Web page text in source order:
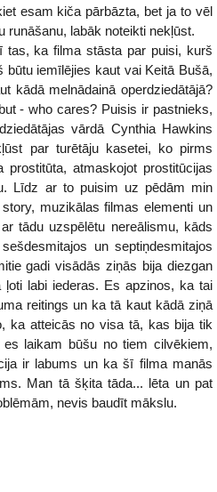
esam kiča pārbāzta, bet ja to vēl
runāšanu, labāk noteikti nekļūst.
tas, ka filma stāsta par puisi, kurš
būtu iemīlējies kaut vai Keitā Bušā,
kādā melnādainā operdziedātājā?
- who cares? Puisis ir pastnieks,
vārdā Cynthia Hawkins
par turētāju kasetei, ko pirms
atmaskojot prostitūcijas
Līdz ar to puisim uz pēdām min
muzikālas filmas elementi un
tādu uzspēlētu nereālismu, kāds
un septiņdesmitajos
gadi visādās ziņās bija diezgan
labi iederas. Es apzinos, ka tai
reitings un ka tā kaut kādā ziņā
ka atteicās no visa tā, kas bija tik
laikam būšu no tiem cilvēkiem,
ir labums un ka šī filma manās
Man tā šķita tāda... lēta un pat
nevis baudīt mākslu.